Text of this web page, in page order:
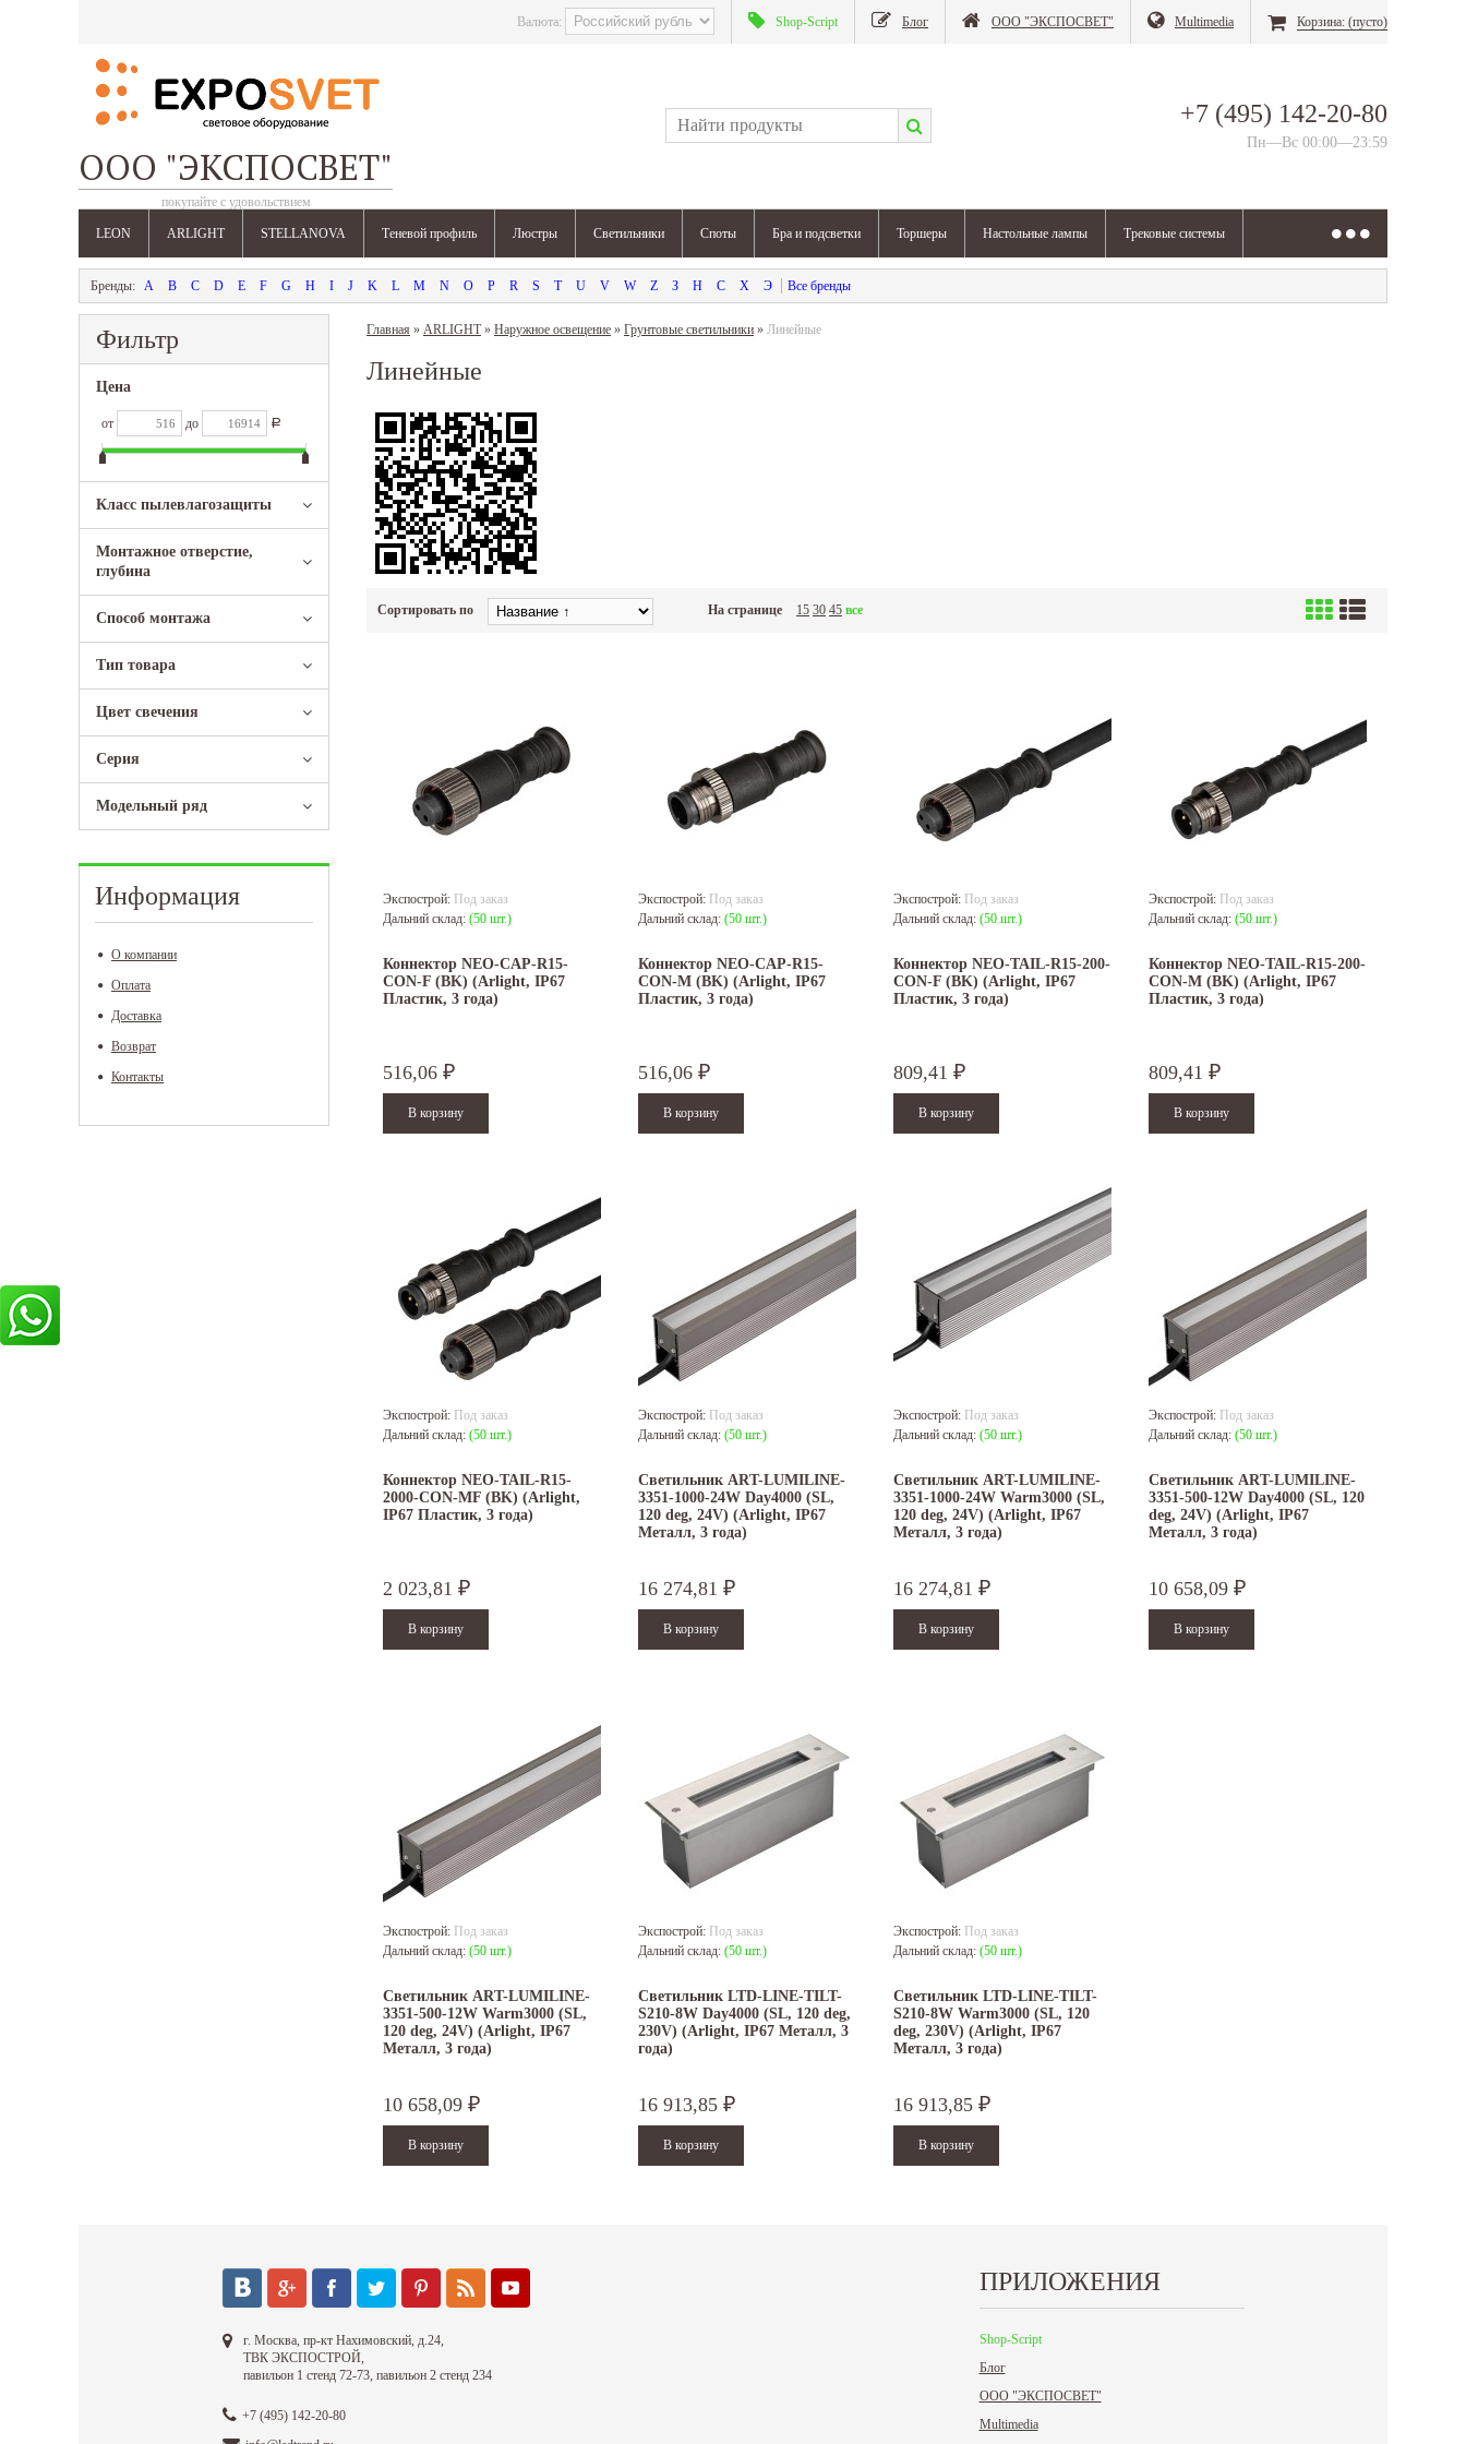
Валюта: Shop-Script Блог ООО "ЭКСПОСВЕТ" Multimedia Корзина: (пусто)
ООО "ЭКСПОСВЕТ"
покупайте с удовольствием
+7 (495) 142-20-80
Пн—Вс 00:00—23:59
LEON ARLIGHT STELLANOVA Теневой профиль Люстры Светильники Споты Бра и подсветки Торшеры Настольные лампы Трековые системы
A B C D E F G H I J K L M N O P R S T U V W Z З Н С Х Э
Фильтр
Цена
от до Р
Класс пылевлагозащиты
Монтажное отверстие,
глубина
Способ монтажа
Тип товара
Цвет свечения
Серия
Модельный ряд
Информация
О компании
Оплата
Доставка
Возврат
Контакты
Главная » ARLIGHT» Наружное освещение » Грунтовые светильники » Линейные
Линейные
Сортировать по На странице 15 30 45 все
Экспострой: Под заказ
Дальний склад: (50 шт.)
Коннектор NEO-CAP-R15-
CON-F (BK) (Arlight, IP67
Пластик, 3 года)
516,06 ₽
Экспострой: Под заказ
Дальний склад: (50 шт.)
Коннектор NEO-CAP-R15-
CON-M (BK) (Arlight, IP67
Пластик, 3 года)
516,06 ₽
Экспострой: Под заказ
Дальний склад: (50 шт.)
Коннектор NEO-TAIL-R15-200-
CON-F (BK) (Arlight, IP67
Пластик, 3 года)
809,41 ₽
Экспострой: Под заказ
Дальний склад: (50 шт.)
Коннектор NEO-TAIL-R15-200-
CON-M (BK) (Arlight, IP67
Пластик, 3 года)
809,41 ₽
Экспострой: Под заказ
Дальний склад: (50 шт.)
Коннектор NEO-TAIL-R15-
2000-CON-MF (BK) (Arlight,
IP67 Пластик, 3 года)
2 023,81 ₽
Экспострой: Под заказ
Дальний склад: (50 шт.)
Светильник ART-LUMILINE-
3351-1000-24W Day4000 (SL,
120 deg, 24V) (Arlight, IP67
Металл, 3 года)
16 274,81 ₽
Экспострой: Под заказ
Дальний склад: (50 шт.)
Светильник ART-LUMILINE-
3351-1000-24W Warm3000 (SL,
120 deg, 24V) (Arlight, IP67
Металл, 3 года)
16 274,81 ₽
Экспострой: Под заказ
Дальний склад: (50 шт.)
Светильник ART-LUMILINE-
3351-500-12W Day4000 (SL, 120
deg, 24V) (Arlight, IP67
Металл, 3 года)
10 658,09 ₽
Экспострой: Под заказ
Дальний склад: (50 шт.)
Светильник ART-LUMILINE-
3351-500-12W Warm3000 (SL,
120 deg, 24V) (Arlight, IP67
Металл, 3 года)
10 658,09 ₽
Экспострой: Под заказ
Дальний склад: (50 шт.)
Светильник LTD-LINE-TILT-
S210-8W Day4000 (SL, 120 deg,
230V) (Arlight, IP67 Металл, 3
года)
16 913,85 ₽
Экспострой: Под заказ
Дальний склад: (50 шт.)
Светильник LTD-LINE-TILT-
S210-8W Warm3000 (SL, 120
deg, 230V) (Arlight, IP67
Металл, 3 года)
16 913,85 ₽
г. Москва, пр-кт Нахимовский, д.24,
ТВК ЭКСПОСТРОЙ,
павильон 1 стенд 72-73, павильон 2 стенд 234
+7 (495) 142-20-80
ПРИЛОЖЕНИЯ
Shop-Script
Блог
ООО "ЭКСПОСВЕТ"
Multimedia